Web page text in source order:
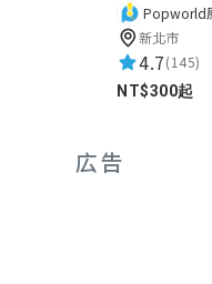
Popworld
新北市
4.7(145)
NT$300起
広告